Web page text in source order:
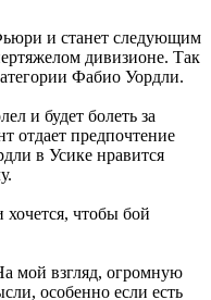
и станет следующим
дивизионе. Так
Фабио Уордли.
и будет болеть за
отдает предпочтение
в Усике нравится
хочется, чтобы бой
мой взгляд, огромную
особенно если есть